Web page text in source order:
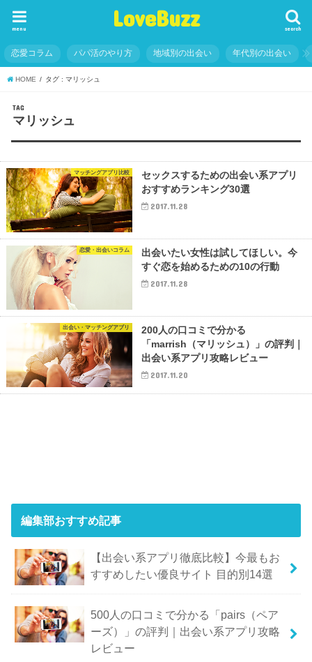
LoveBuzz search
menu
恋愛コラム パパ活のやり方 地域別の出会い 年代別の出会い
HOME タグ : マリッシュ
TAG
マリッシュ
マッチングアプリ比較
セックスするための出会い系アプリ
おすすめランキング30選
2017.11.28
恋愛・出会いコラム
出会いたい女性は試してほしい。今
すぐ恋を始めるための10の行動
2017.11.28
出会い・マッチングアプリ
200人の口コミで分かる
「marrish（マリッシュ）」の評判｜
出会い系アプリ攻略レビュー
2017.11.20
編集部おすすめ記事
【出会い系アプリ徹底比較】今最もお
すすめしたい優良サイト 目的別14選
500人の口コミで分かる「pairs（ペア
ーズ）」の評判｜出会い系アプリ攻略
レビュー